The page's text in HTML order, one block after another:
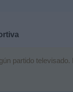
partido